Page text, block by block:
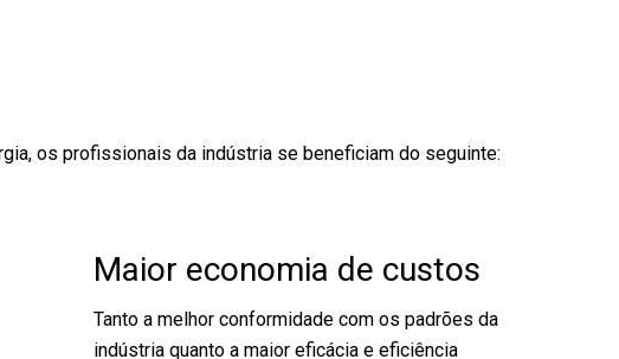
os profissionais da indústria se beneficiam do seguinte:
Maior economia de custos
Tanto a melhor conformidade com os padrões da
indústria quanto a maior eficácia e eficiência